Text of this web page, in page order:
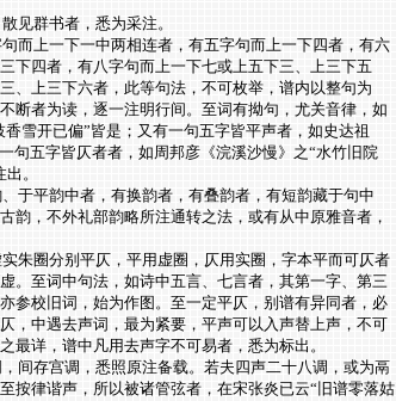
见群书者，悉为采注。
而上一下一中两相连者，有五字句而上一下四者，有六
下四者，有八字句而上一下七或上五下三、上三下五
、上三下六者，此等句法，不可枚举，谱内以整句为
断者为读，逐一注明行间。至词有拗句，尤关音律，如
雪开已偏”皆是；又有一句五字皆平声者，如史达祖
句五字皆仄者者，如周邦彦《浣溪沙慢》之“水竹旧院
。
于平韵中者，有换韵者，有叠韵者，有短韵藏于句中
韵，不外礼部韵略所注通转之法，或有从中原雅音者，
朱圈分别平仄，平用虚圈，仄用实圈，字本平而可仄者
。至词中句法，如诗中五言、七言者，其第一字、第三
参校旧词，始为作图。至一定平仄，别谱有异同者，必
，中遇去声词，最为紧要，平声可以入声替上声，不可
最详，谱中凡用去声字不可易者，悉为标出。
间存宫调，悉照原注备载。若夫四声二十八调，或为鬲
按律谐声，所以被诸管弦者，在宋张炎已云“旧谱零落姑